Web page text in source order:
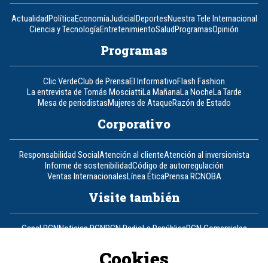
ActualidadPolíticaEconomíaJudicialDeportesNuestra Tele Internacional
Ciencia y TecnologíaEntretenimientoSaludProgramasOpinión
Programas
Clic VerdeClub de PrensaEl InformativoFlash Fashion
La entrevista de Tomás MosciattiLa MañanaLa NocheLa Tarde
Mesa de periodistasMujeres de AtaqueRazón de Estado
Corporativo
Responsabilidad SocialAtención al clienteAtención al inversionista
Informe de sostenibilidadCódigo de autorregulación
Ventas InternacionalesLínea ÉticaPrensa RCNOBA
Visite también
Canal RCNNoticias RCNRCN RadioLa RepúblicaRCN Comerciales
Un producto de RCN Televisión